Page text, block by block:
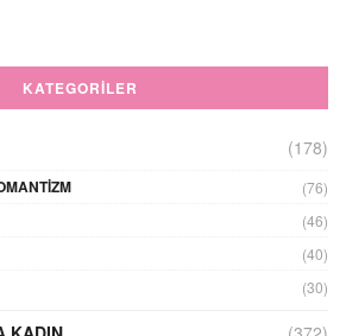
KATEGORILER
(178)
(76)
(46)
(40)
(30)